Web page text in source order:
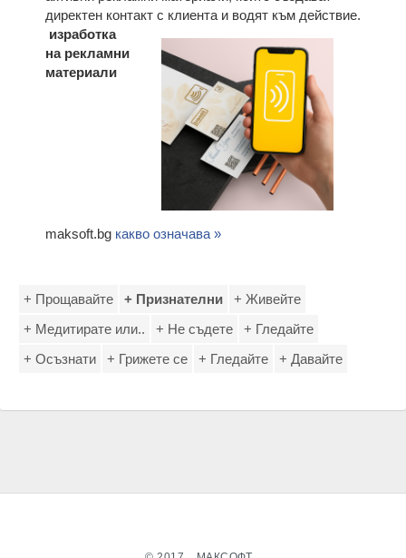
директен контакт с клиента и водят към действие.
изработка
на рекламни
материали
maksoft.bg какво означава »
+ Прощавайте + Признателни
+ Живейте
+ Медитирате или..
+ Не съдете
+ Гледайте
+ Осъзнати
+ Грижете се + Гледайте + Давайте